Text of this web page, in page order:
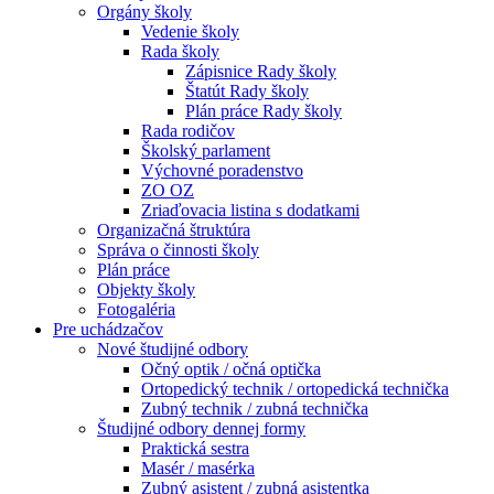
Orgány školy
Vedenie školy
Rada školy
Zápisnice Rady školy
Štatút Rady školy
Plán práce Rady školy
Rada rodičov
Školský parlament
Výchovné poradenstvo
ZO OZ
Zriaďovacia listina s dodatkami
Organizačná štruktúra
Správa o činnosti školy
Plán práce
Objekty školy
Fotogaléria
Pre uchádzačov
Nové študijné odbory
Očný optik / očná optička
Ortopedický technik / ortopedická technička
Zubný technik / zubná technička
Študijné odbory dennej formy
Praktická sestra
Masér / masérka
Zubný asistent / zubná asistentka